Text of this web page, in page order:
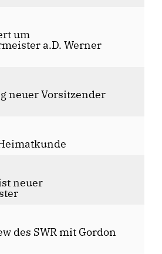
um
a.D. Werner
neuer Vorsitzender
neuer
des SWR mit Gordon